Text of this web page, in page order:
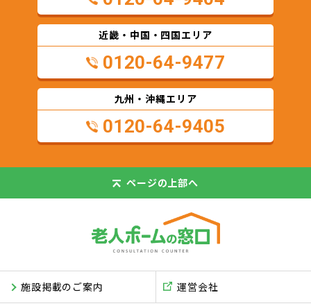
近畿・中国・四国エリア
0120-64-9477
九州・沖縄エリア
0120-64-9405
ページの 上部へ
施設掲載のご案内 運営会社